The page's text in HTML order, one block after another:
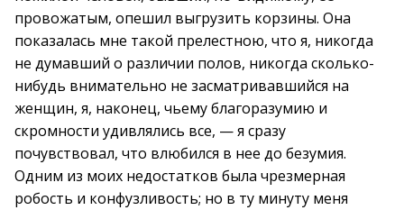
провожатым, опешил выгрузить корзины. Она
показалась мне такой прелестною, что я, никогда
не думавший о различии полов, никогда сколько-
нибудь внимательно не засматривавшийся на
женщин, я, наконец, чьему благоразумию и
скромности удивлялись все, — я сразу
почувствовал, что влюбился в нее до безумия.
Одним из моих недостатков была чрезмерная
робость и конфузливость; но в ту минуту меня